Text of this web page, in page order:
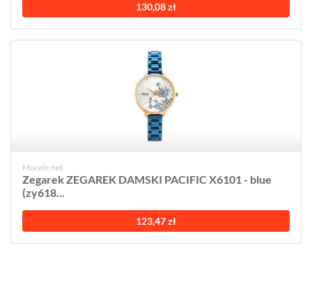
130,08 zł
Morele.net
Zegarek ZEGAREK DAMSKI PACIFIC X6101 - blue
(zy618...
123,47 zł